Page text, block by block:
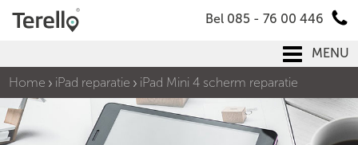
Bel 085 - 76 00 446
MENU
Home
iPad reparatie iPad Mini 4 scherm reparatie